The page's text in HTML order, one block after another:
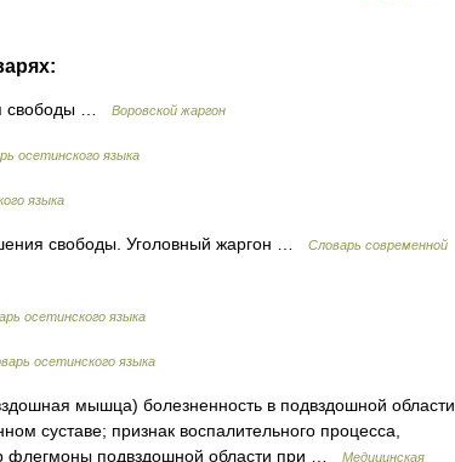
свободы … Воровской жаргон
осетинского языка
языка
свободы. Уголовный жаргон …
Cловарь современной
осетинского языка
осетинского языка
мышца) болезненность в подвздошной области,
суставе; признак воспалительного процесса,
флегмоны подвздошной области при …
Медицинская